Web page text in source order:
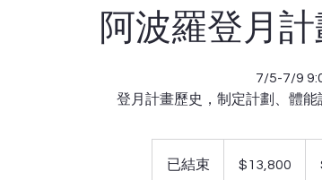
阿波羅登月
7/5-7/9
登月計畫歷史，制定計劃、體
已結束 $13,800